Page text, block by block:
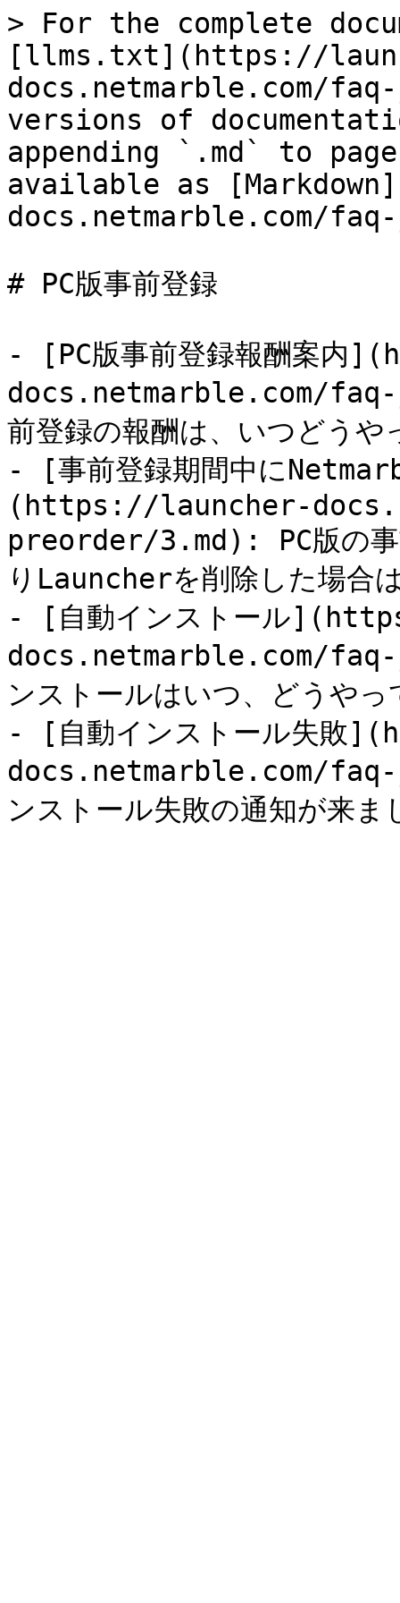
> For the complete
[llms.txt](https://
docs.netmarble.com/
versions of
appending `.md` to
available as
docs.netmarble.com/
# PC版事前登録
- [PC版事前登録報酬案
docs.netmarble.com/
前登録の報酬は、いつどうや
- [事前登録期間中に
(https://launcher-
preorder/3.md): PC版の事
りLauncherを削除した場合
- [自動インストール
docs.netmarble.com/
ンストールはいつ、どうや
- [自動インストール失
docs.netmarble.com/